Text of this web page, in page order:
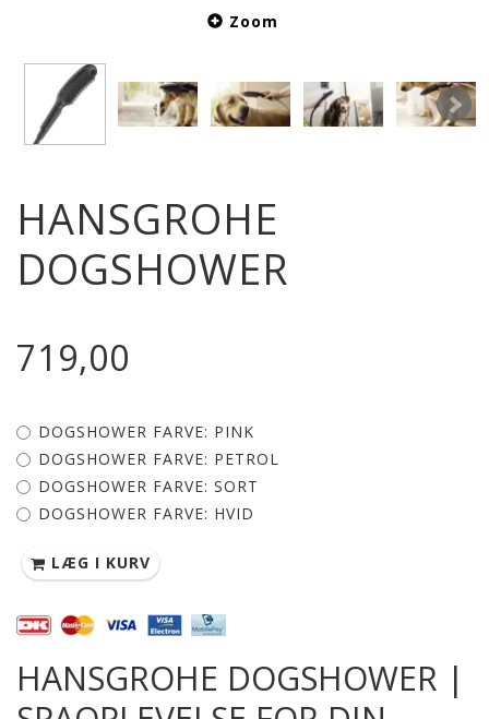
Zoom
HANSGROHE
DOGSHOWER
719,00
DOGSHOWER FARVE: PINK
DOGSHOWER FARVE: PETROL
DOGSHOWER FARVE: SORT
DOGSHOWER FARVE: HVID
LÆG I KURV
HANSGROHE DOGSHOWER |